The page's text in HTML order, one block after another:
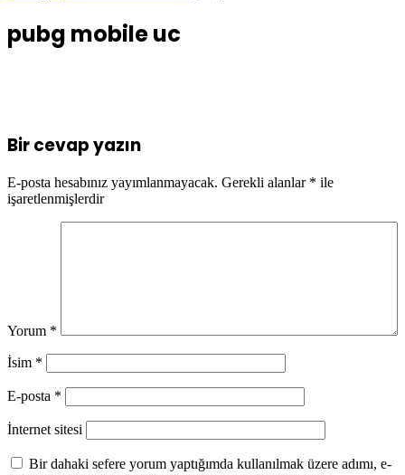
pubg mobile uc
Bir cevap yazın
E-posta hesabınız yayımlanmayacak. Gerekli alanlar * ile
işaretlenmişlerdir
Yorum *
İsim *
E-posta *
İnternet sitesi
Bir dahaki sefere yorum yaptığımda kullanılmak üzere adımı, e-